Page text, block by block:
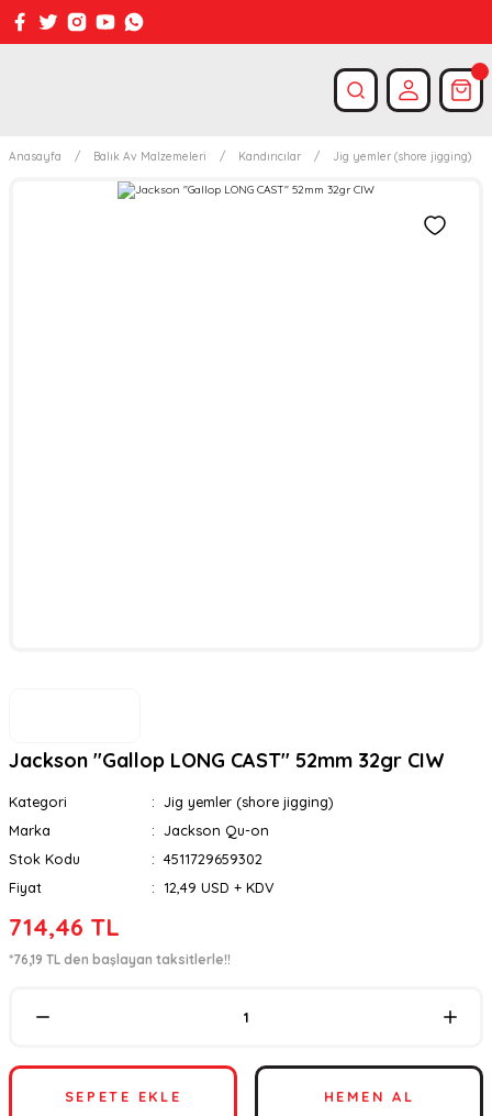
Anasayfa Balık Av Malzemeleri Kandırıcılar Jig yemler (shore jigging)
Jackson ''Gallop LONG CAST'' 52mm 32gr CIW
Kategori
Jig yemler (shore jigging)
Marka
Jackson Qu-on
Stok Kodu
4511729659302
Fiyat
12,49 USD + KDV
714,46 TL
*76,19 TL den başlayan taksitlerle!!
SEPETE EKLE HEMEN AL